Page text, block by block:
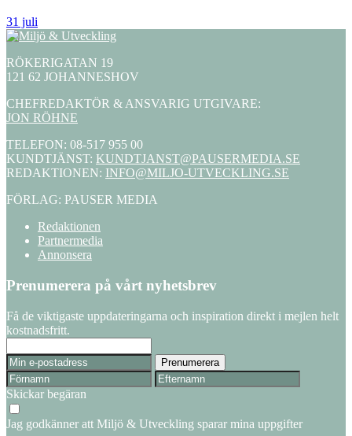
31 juli
RÖKERIGATAN 19
121 62 JOHANNESHOV
CHEFREDAKTÖR & ANSVARIG UTGIVARE:
JON RÖHNE
TELEFON: 08-517 955 00
KUNDTJÄNST: KUNDTJANST@PAUSERMEDIA.SE
REDAKTIONEN: INFO@MILJO-UTVECKLING.SE
FÖRLAG: PAUSER MEDIA
Redaktionen
Partnermedia
Annonsera
Prenumerera på vårt nyhetsbrev
Få de viktigaste uppdateringarna och inspiration direkt i mejlen helt
kostnadsfritt.
Skickar begäran
Jag godkänner att Miljö & Utveckling sparar mina uppgifter